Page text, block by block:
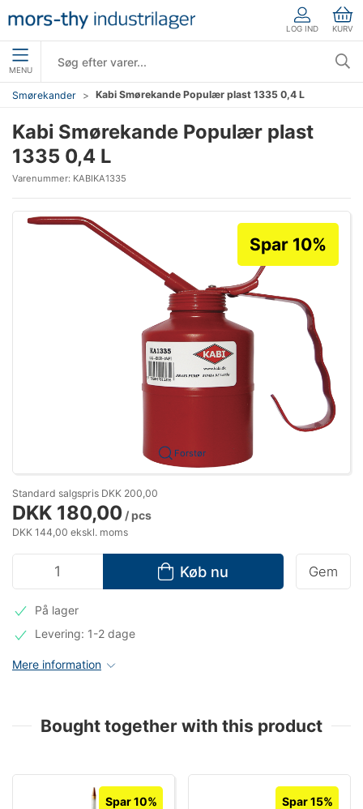
LOG IND KURV
MENU
Smørekander Kabi Smørekande Populær plast 1335 0,4 L
Kabi Smørekande Populær plast
1335 0,4 L
Varenummer: KABIKA1335
Forstør
Spar 10%
Standard salgspris DKK 200,00
DKK 180,00 / pcs
DKK 144,00 ekskl. moms
Køb nu Gem
På lager
Levering: 1-2 dage
Mere information
Bought together with this product
Spar 10% Spar 15%